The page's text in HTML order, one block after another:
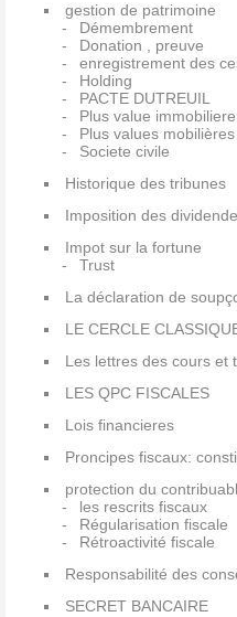
gestion de patrimoine
Démembrement
Donation , preuve
enregistrement des
Holding
PACTE DUTREUIL
Plus value immobiliere
Plus values mobilières
Societe civile
Historique des tribunes
Imposition des
Impot sur la fortune
Trust
La déclaration de
LE CERCLE
Les lettres des cours et
LES QPC FISCALES
Lois financieres
Proncipes fiscaux:
protection du
les rescrits fiscaux
Régularisation fiscale
Rétroactivité fiscale
Responsabilité des
SECRET BANCAIRE